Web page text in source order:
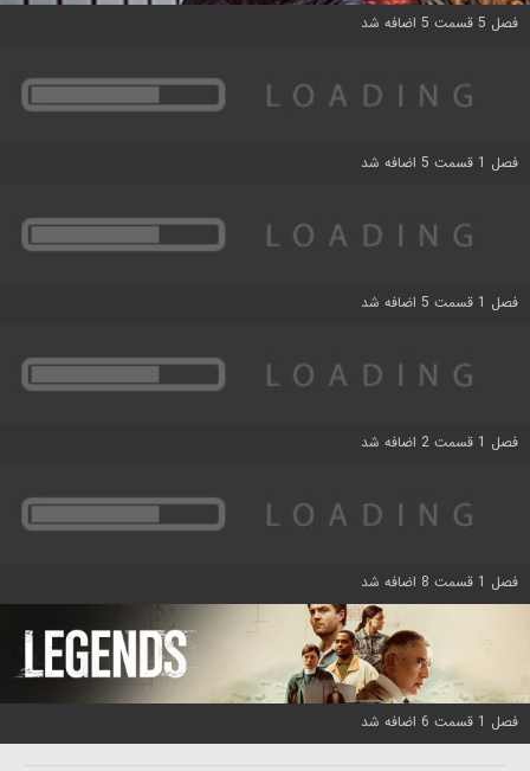
فصل 5 قسمت 5 اضافه شد
فصل 1 قسمت 5 اضافه شد
فصل 1 قسمت 5 اضافه شد
فصل 1 قسمت 2 اضافه شد
فصل 1 قسمت 8 اضافه شد
فصل 1 قسمت 6 اضافه شد